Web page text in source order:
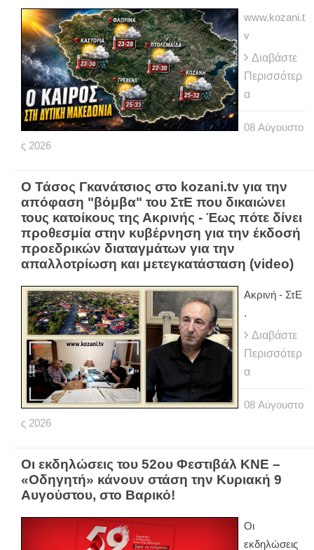
www.kozani.t
v
Διαβάστε
Περισσότερ
α
08 Αύγουστο
ς 2026
Ο Τάσος Γκανάτσιος στο kozani.tv για την
απόφαση "βόμβα" του ΣτΕ που δικαιώνει
τους κατοίκους της Ακρινής - Έως πότε δίνει
προθεσμία στην κυβέρνηση για την έκδοσή
προεδρικών διαταγμάτων για την
απαλλοτρίωση και μετεγκατάσταση (video)
Ακρινή - ΣτΕ
.
Διαβάστε
Περισσότερ
α
08 Αύγουστο
ς 2026
Οι εκδηλώσεις του 52ου Φεστιβάλ ΚΝΕ –
«Οδηγητή» κάνουν στάση την Κυριακή 9
Αυγούστου, στο Βαρικό!
Οι
εκδηλώσεις